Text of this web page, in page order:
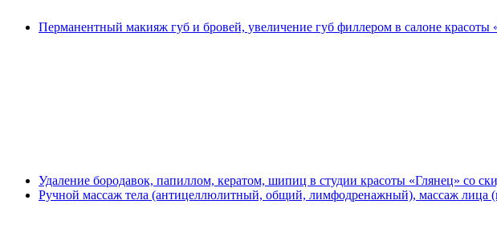
Перманентный макияж губ и бровей, увеличение губ филлером в салоне красоты
Удаление бородавок, папиллом, кератом, шипиц в студии красоты «Глянец» со
Ручной массаж тела (антицеллюлитный, общий, лимфодренажный), массаж лица